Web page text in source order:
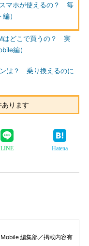
マホが使えるの？ 毎
）
はどこで買うの？ 実
編）
は？ 乗り換えるのに
ります
LINE Hatena
編集部／掲載内容有